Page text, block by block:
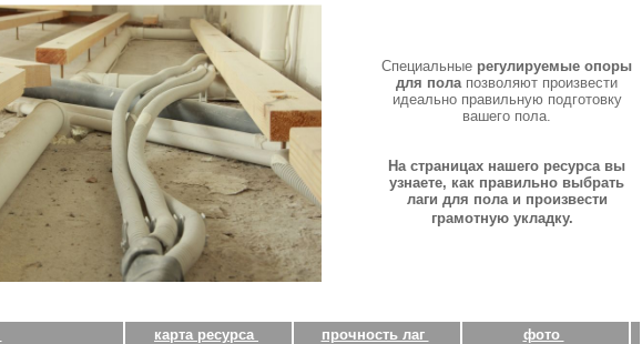
Специальные регулируемые опоры
для полапозволяют произвести
идеально правильную подготовку
вашего пола.
На страницах нашего ресурса вы
узнаете, как правильно выбрать
лаги для пола и произвести
грамотную укладку.
карта ресурса прочность лаг фото